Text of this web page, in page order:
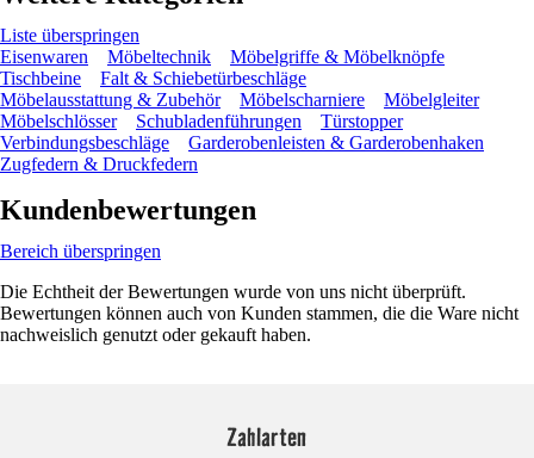
Liste überspringen
Eisenwaren
Möbeltechnik
Möbelgriffe & Möbelknöpfe
Tischbeine
Falt & Schiebetürbeschläge
Möbelausstattung & Zubehör
Möbelscharniere
Möbelgleiter
Möbelschlösser
Schubladenführungen
Türstopper
Verbindungsbeschläge
Garderobenleisten & Garderobenhaken
Zugfedern & Druckfedern
Kundenbewertungen
Bereich überspringen
Die Echtheit der Bewertungen wurde von uns nicht überprüft.
Bewertungen können auch von Kunden stammen, die die Ware nicht
nachweislich genutzt oder gekauft haben.
Zahlarten